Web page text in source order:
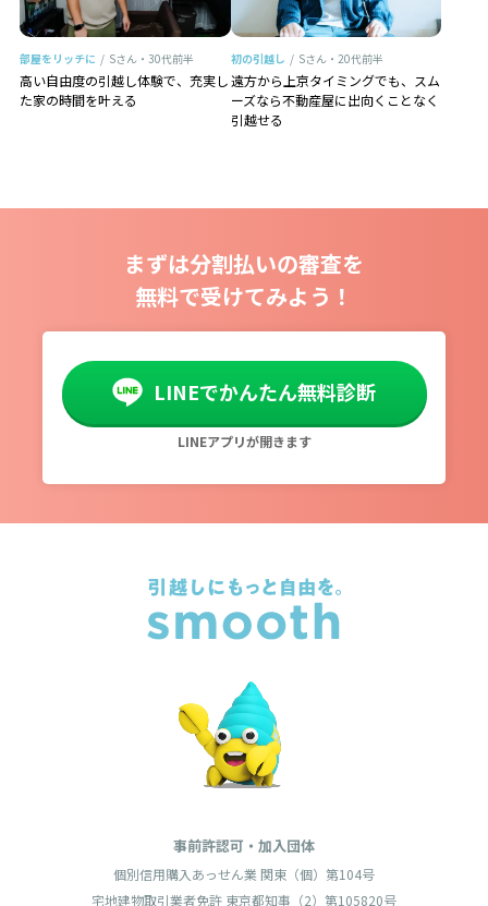
部屋をリッチに / Sさん・30代前半
高い自由度の引越し体験で、充実し
た家の時間を叶える
初の引越し / Sさん・20代前半
遠方から上京タイミングでも、スム
ーズなら不動産屋に出向くことなく
引越せる
まずは分割払いの審査を
無料で受けてみよう！
LINEでかんたん無料診断
LINEアプリが開きます
事前許認可・加入団体
個別信用購入あっせん業 関東（個）第104号
宅地建物取引業者免許 東京都知事（2）第105820号